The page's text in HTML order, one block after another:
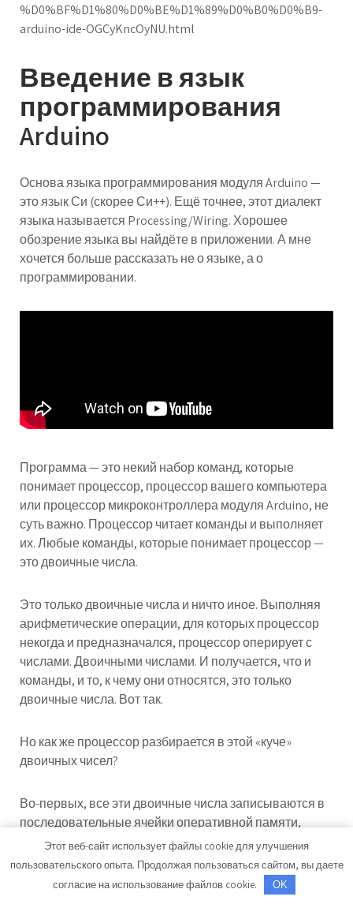
%D0%BF%D1%80%D0%BE%D1%89%D0%B0%D0%B9-
arduino-ide-OGCyKncOyNU.html
Введение в язык
программирования
Arduino
Основа языка программирования модуля Arduino —
это язык Си (скорее Си++). Ещё точнее, этот диалект
языка называется Processing/Wiring. Хорошее
обозрение языка вы найдёте в приложении. А мне
хочется больше рассказать не о языке, а о
программировании.
Программа — это некий набор команд, которые
понимает процессор, процессор вашего компьютера
или процессор микроконтроллера модуля Arduino, не
суть важно. Процессор читает команды и выполняет
их. Любые команды, которые понимает процессор —
это двоичные числа.
Это только двоичные числа и ничто иное. Выполняя
арифметические операции, для которых процессор
некогда и предназначался, процессор оперирует с
числами. Двоичными числами. И получается, что и
команды, и то, к чему они относятся, это только
двоичные числа. Вот так.
Но как же процессор разбирается в этой «куче»
двоичных чисел?
Во-первых, все эти двоичные числа записываются в
последовательные ячейки оперативной памяти,
имеющие адреса. Когда вы загружаете программу, и
она начинает работать, процессор получает первый
адрес программы, где обязательно должна быть
Этот веб-сайт использует файлы cookie для улучшения
пользовательского опыта. Продолжая пользоваться сайтом, вы даете
согласие на использование файлов cookie.
OK